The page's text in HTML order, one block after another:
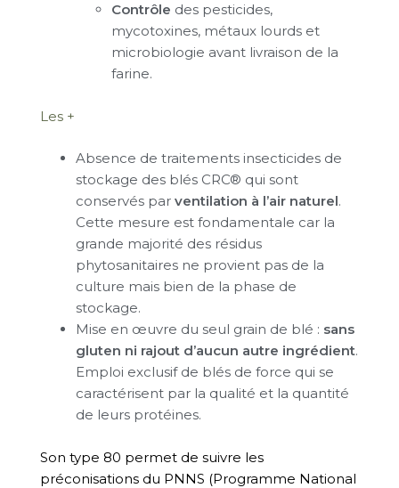
Contrôle des pesticides,
mycotoxines, métaux lourds et
microbiologie avant livraison de la
farine.
Les +
Absence de traitements insecticides de
stockage des blés CRC® qui sont
conservés par ventilation à l’air naturel.
Cette mesure est fondamentale car la
grande majorité des résidus
phytosanitaires ne provient pas de la
culture mais bien de la phase de
stockage.
Mise en œuvre du seul grain de blé : sans
gluten ni rajout d’aucun autre ingrédient.
Emploi exclusif de blés de force qui se
caractérisent par la qualité et la quantité
de leurs protéines.
Son type 80 permet de suivre les
préconisations du PNNS (Programme National